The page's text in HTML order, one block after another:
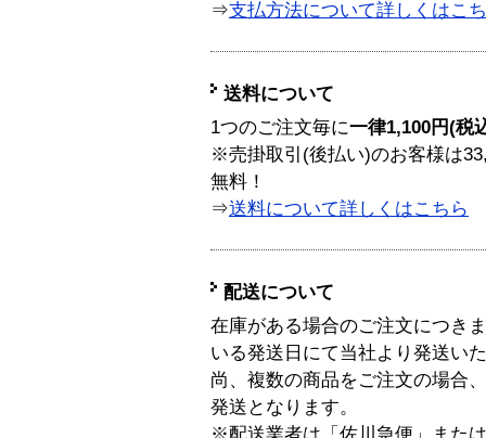
⇒支払方法について詳しくはこ
送料について
1つのご注文毎に一律1,100円(税
※売掛取引(後払い)のお客様は
無料！
⇒送料について詳しくはこちら
配送について
在庫がある場合のご注文につき
いる発送日にて当社より発送い
尚、複数の商品をご注文の場合
発送となります。